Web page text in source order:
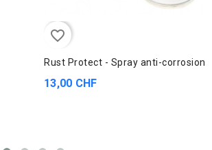
favorite_border
Rust Protect - Spray anti-corrosion
13,00 CHF